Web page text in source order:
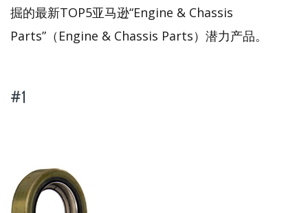
掘的最新TOP5亚马逊“Engine & Chassis
Parts”（Engine & Chassis Parts）潜力产品。
#1